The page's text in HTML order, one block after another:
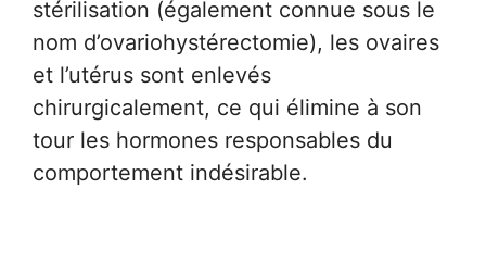
stérilisation (également connue sous le
nom d’ovariohystérectomie), les ovaires
et l’utérus sont enlevés
chirurgicalement, ce qui élimine à son
tour les hormones responsables du
comportement indésirable.